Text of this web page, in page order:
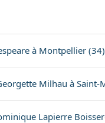
à Montpellier (34)
Milhau à Saint-
Lapierre